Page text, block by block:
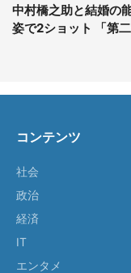
中村橋之助と結婚の
姿で2ショット 「第
コンテンツ
社会
政治
経済
IT
エンタメ